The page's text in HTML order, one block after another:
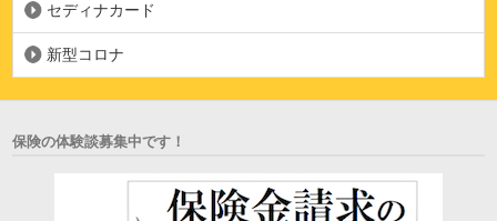
セディナカード
新型コロナ
保険の体験談募集中です！